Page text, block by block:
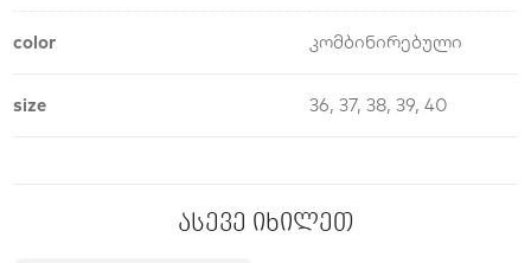
color კომბინირებული
size 36, 37, 38, 39, 40
ასევე იხილეთ